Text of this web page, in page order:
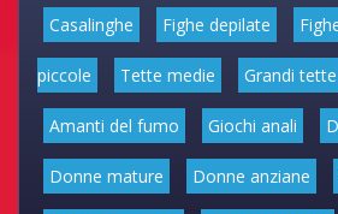
Casalinghe Fighe depilate
piccole Tette medie Grandi tette
Amanti del fumo Giochi anali
Donne mature Donne anziane